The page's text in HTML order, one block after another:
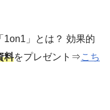
1on1」とは？ 効果的
料をプレゼント⇒こち